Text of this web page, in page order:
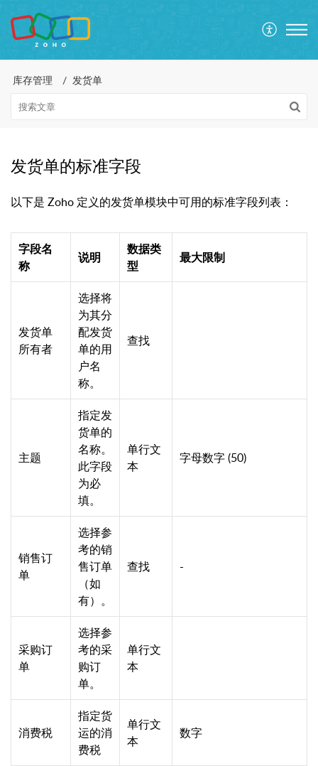
库存管理 发货单
发货单的标准字段
以下是 Zoho 定义的发货单模块中可用的标准字段列表：
字段名
称
说明
数据类
型
最大限制
发货单
所有者
选择将
为其分
配发货
单的用
户名
称。
查找
主题
指定发
货单的
名称。
此字段
为必
填。
单行文
本
字母数字 (50)
销售订
单
选择参
考的销
售订单
（如
有）。
查找 -
采购订
单
选择参
考的采
购订
单。
单行文
本
消费税
指定货
运的消
费税
单行文
本
数字